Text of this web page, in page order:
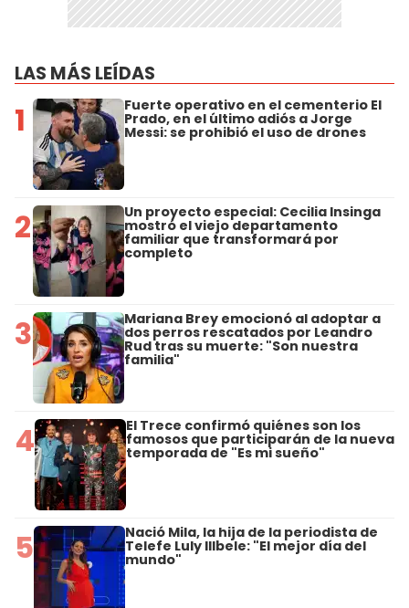
LAS MÁS LEÍDAS
1 Fuerte operativo en el cementerio El
Prado, en el último adiós a Jorge
Messi: se prohibió el uso de drones
2 Un proyecto especial: Cecilia Insinga
mostró el viejo departamento
familiar que transformará por
completo
3 Mariana Brey emocionó al adoptar a
dos perros rescatados por Leandro
Rud tras su muerte: "Son nuestra
familia"
4 El Trece confirmó quiénes son los
famosos que participarán de la nueva
temporada de "Es mi sueño"
5 Nació Mila, la hija de la periodista de
Telefe Luly Illbele: "El mejor día del
mundo"